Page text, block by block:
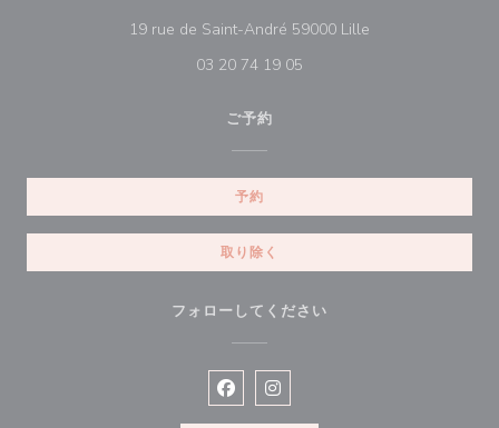
19 rue de Saint-André 59000 Lille
03 20 74 19 05
ご予約
予約
取り除く
フォローしてください
Facebook ((新しいウィンドウで
Instagram ((新しいウィンド